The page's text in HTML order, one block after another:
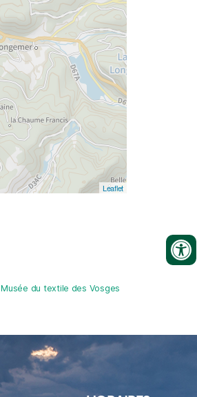
Leaflet
Musée du textile des Vosges